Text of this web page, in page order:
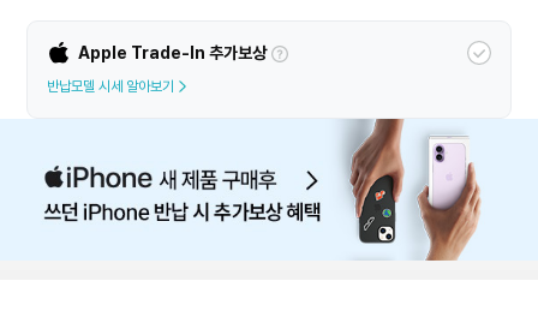
Apple Trade-In 추가보상
반납모델 시세 알아보기